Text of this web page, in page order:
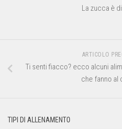
La zucca è
ARTICOLO
Ti senti fiacco? ecco alcuni
che fanno al
TIPI DI ALLENAMENTO